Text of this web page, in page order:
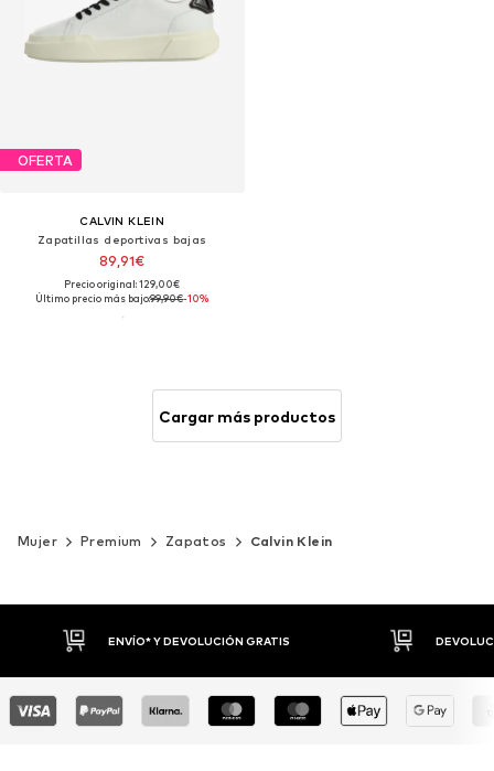
OFERTA
CALVIN KLEIN
Zapatillas deportivas bajas
89,91€
Precio original: 129,00€
Último precio más bajo:99,90€-10%
Cargar más productos
Mujer Premium Zapatos Calvin Klein
DEVOLUCIONES HASTA 30 DÍAS